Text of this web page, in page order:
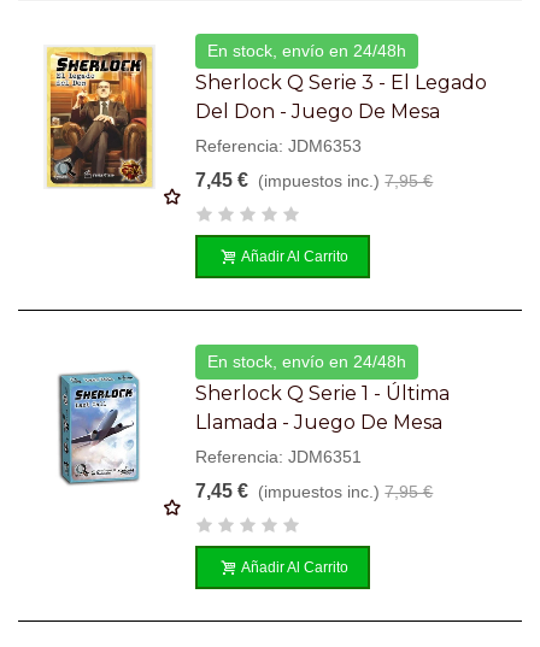
En stock, envío en 24/48h
Sherlock Q Serie 3 - El Legado
Del Don - Juego De Mesa
Referencia: JDM6353
7,45 € (impuestos inc.) 7,95 €
Añadir Al Carrito
En stock, envío en 24/48h
Sherlock Q Serie 1 - Última
Llamada - Juego De Mesa
Referencia: JDM6351
7,45 € (impuestos inc.) 7,95 €
Añadir Al Carrito